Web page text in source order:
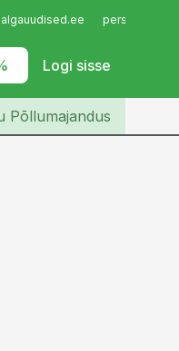
Logi sisse
Põllumajandus